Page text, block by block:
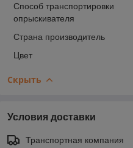
Способ транспортировки
опрыскивателя
Страна производитель
Цвет
Скрыть
Условия доставки
Транспортная компания